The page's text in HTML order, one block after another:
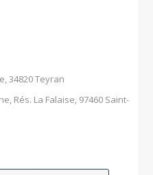
34820 Teyran
Rés. La Falaise, 97460 Saint-